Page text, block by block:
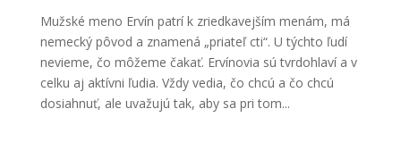
Mužské meno Ervín patrí k zriedkavejším menám, má
nemecký pôvod a znamená „priateľ cti“. U týchto ľudí
nevieme, čo môžeme čakať. Ervínovia sú tvrdohlaví a v
celku aj aktívni ľudia. Vždy vedia, čo chcú a čo chcú
dosiahnuť, ale uvažujú tak, aby sa pri tom...